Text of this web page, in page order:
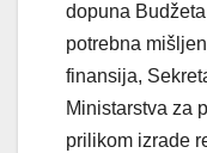
dopuna
potrebna
finansija,
Ministarstva za
prilikom izrade